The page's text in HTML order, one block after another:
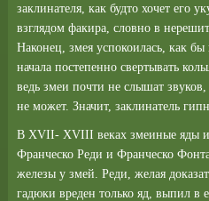
заклинателя, как будто хочет его
взглядом факира, словно в
Наконец, змея успокоилась, как
начала постепенно свертывать
ведь змеи почти не слышат
не может. Значит, заклинатель
В ХVII- XVIII веках змеиные яды
Франческо Реди и Франческо
железы у змей. Реди, желая
гадюки вреден только яд, выпил в